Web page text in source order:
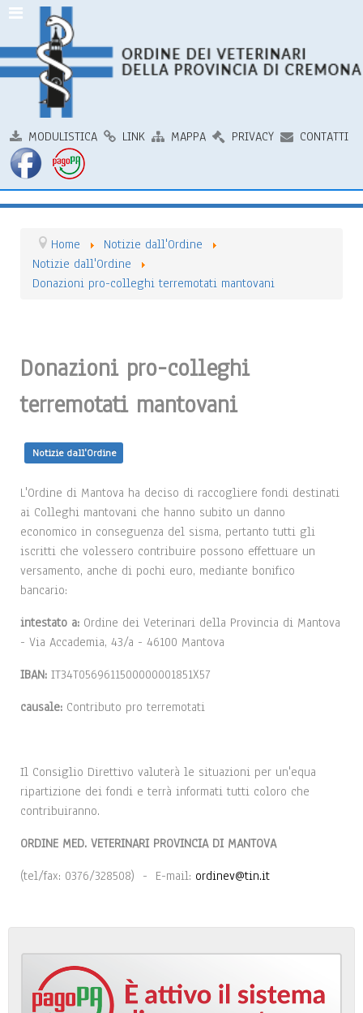
MODULISTICA LINK MAPPA PRIVACY CONTATTI
Home
Notizie dall'Ordine
Notizie dall'Ordine
Donazioni pro-colleghi terremotati mantovani
Donazioni pro-colleghi
terremotati mantovani
Notizie dall'Ordine
L'Ordine di Mantova ha deciso di raccogliere fondi destinati
ai Colleghi mantovani che hanno subito un danno
economico in conseguenza del sisma, pertanto tutti gli
iscritti che volessero contribuire possono effettuare un
versamento, anche di pochi euro, mediante bonifico
bancario:
intestato a: Ordine dei Veterinari della Provincia di Mantova
- Via Accademia, 43/a - 46100 Mantova
IBAN: IT34T0569611500000001851X57
causale: Contributo pro terremotati
Il Consiglio Direttivo valuterà le situazioni per un'equa
ripartizione dei fondi e terrà informati tutti coloro che
contribuiranno.
ORDINE MED. VETERINARI PROVINCIA DI MANTOVA
(tel/fax: 0376/328508) - E-mail: ordinev@tin.it